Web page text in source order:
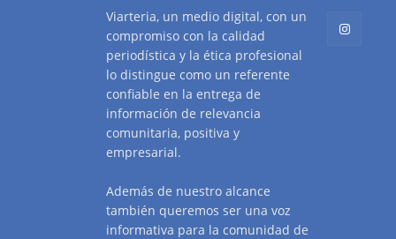
Viarteria, un medio digital, con un
compromiso con la calidad
periodística y la ética profesional
lo distingue como un referente
confiable en la entrega de
información de relevancia
comunitaria, positiva y
empresarial.
Además de nuestro alcance
también queremos ser una voz
informativa para la comunidad de